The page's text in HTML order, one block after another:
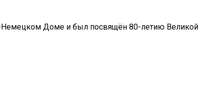
Немецком Доме и был посвящён 80-летию Великой